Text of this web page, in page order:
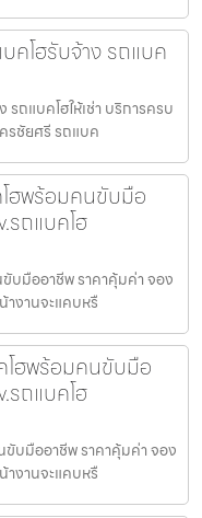
คโฮรับจ้าง รถแบค
ถแบคโฮให้เช่า บริการครบ
รชัยศรี รถแบค
ฮพร้อมคนขับมือ
ถแบคโฮ
บมืออาชีพ ราคาคุ้มค่า จอง
งานจะแคบหรื
โฮพร้อมคนขับมือ
ถแบคโฮ
ขับมืออาชีพ ราคาคุ้มค่า จอง
งานจะแคบหรื